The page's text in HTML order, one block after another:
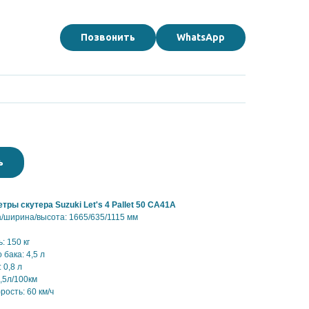
Позвонить WhatsApp
4 Pallet 50 CA41A
скутера Suzuki Let's 4 Pallet 50 CA41A
ширина/высота: 1665/635/1115 мм
150 кг
бака: 4,5 л
0,8 л
100км
60 км/ч